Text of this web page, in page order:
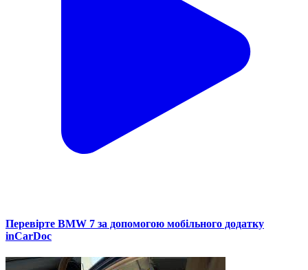
Перевірте BMW 7 за допомогою мобільного додатку
inCarDoc